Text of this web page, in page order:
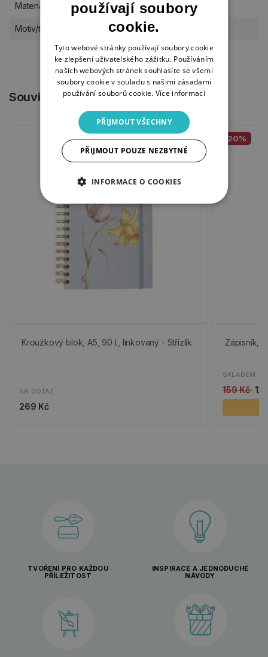
Materiál kostní porcelán
Motiv/téma celoroční
Související produkty
Kroužkový blok, A5, 90 l., linkovaný - Střízlík
NA DOTAZ
269 Kč
-20%
Zápisník,
SKLADEM
159 Kč
TVOŘENÍ PRO KAŽDOU
PŘÍLEŽITOST
INSPIRACE A JEDNODUCHÉ
NÁVODY
používají soubory
cookie.
Tyto webové stránky používají soubory cookie
ke zlepšení uživatelského zážitku. Používáním
našich webových stránek souhlasíte se všemi
soubory cookie v souladu s našimi zásadami
používání souborů cookie. Více informací
PŘIJMOUT VŠECHNY
PŘIJMOUT POUZE NEZBYTNÉ
INFORMACE O COOKIES